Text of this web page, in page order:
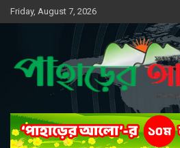
Skip
to
Friday, August 7, 2026
পাহাড়ের আলো
সত্যের সন্ধানে, পাহাড়ের পথে